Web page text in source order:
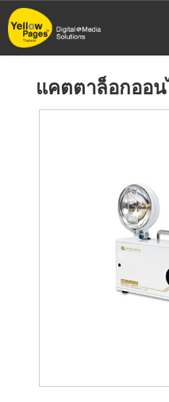
ข้าม
ไป
แคตตาล็อกออ